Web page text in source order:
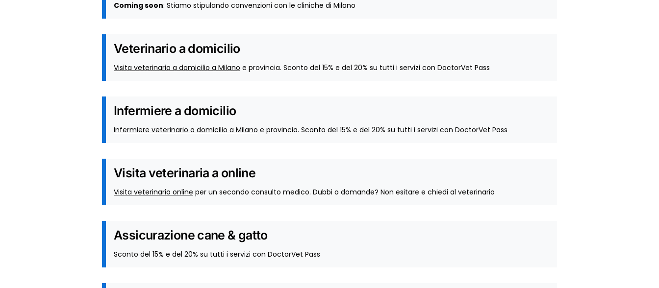
Coming soon: Stiamo stipulando convenzioni con le cliniche di Milano
Veterinario a domicilio
Visita veterinaria a domicilio a Milano e provincia. Sconto del 15% e del 20% su tutti i servizi con DoctorVet Pass
Infermiere a domicilio
Infermiere veterinario a domicilio a Milano e provincia. Sconto del 15% e del 20% su tutti i servizi con DoctorVet Pass
Visita veterinaria a online
Visita veterinaria online per un secondo consulto medico. Dubbi o domande? Non esitare e chiedi al veterinario
Assicurazione cane & gatto
Sconto del 15% e del 20% su tutti i servizi con DoctorVet Pass